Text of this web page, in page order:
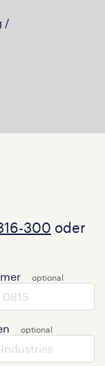
/
300 oder